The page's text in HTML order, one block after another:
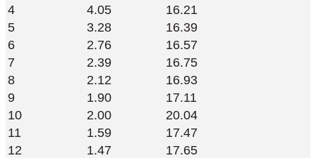
4
4.05
16.21
5
3.28
16.39
6
2.76
16.57
7
2.39
16.75
8
2.12
16.93
9
1.90
17.11
10
2.00
20.04
11
1.59
17.47
12
1.47 17.65